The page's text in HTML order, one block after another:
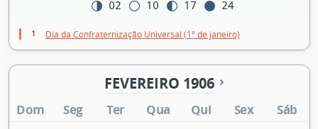
02 10 17 24
1 Dia da Confraternização Universal (1º de janeiro)
FEVEREIRO 1906
Dom Seg Ter Qua Qui Sex Sáb